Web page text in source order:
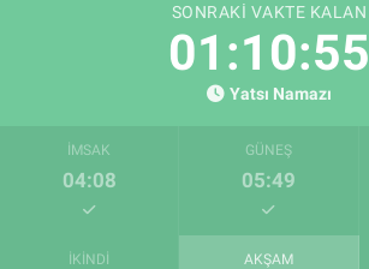
SONRAKI VAKTE KALAN
01:10:55
Yatsı Namazı
İMSAK
04:08
GÜNEŞ
05:49
İKINDI AKŞAM